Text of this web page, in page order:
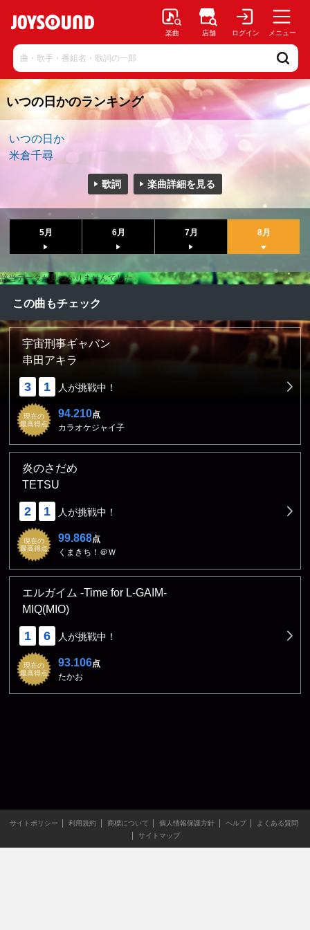
楽曲 店舗 ログイン メニュー
いつの日かのランキング
いつの日か
米倉千尋
歌詞 楽曲詳細を見る
5月 6月 7月 8月
該当データが見つかりませんでした。
この曲もチェック
宇宙刑事ギャバン
串田アキラ
3 1 人が挑戦中！
現在の
最高得点
94.210点
カラオケジャイ子
炎のさだめ
TETSU
2 1 人が挑戦中！
現在の
最高得点
99.868点
くまきち！＠Ｗ
エルガイム -Time for L-GAIM-
MIQ(MIO)
1 6 人が挑戦中！
現在の
最高得点
93.106点
たかお
サイトポリシー 利用規約 商標について 個人情報保護方針 ヘルプ
よくある質問
サイトマップ